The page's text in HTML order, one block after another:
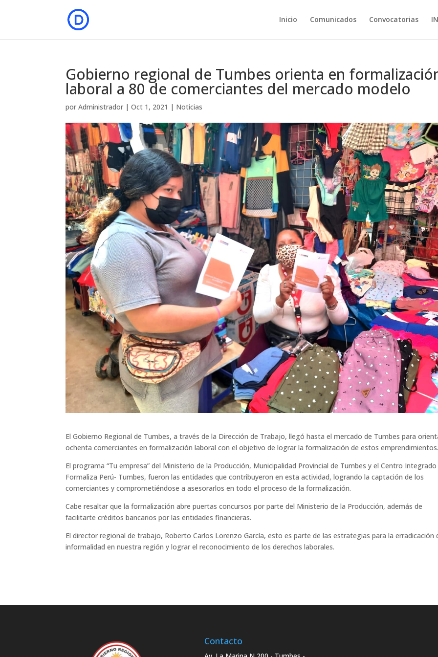
Inicio Comunicados Convocatorias
Gobierno regional de Tumbes orienta en
laboral a 80 de comerciantes del mercado modelo
porAdministrador |Oct 1, 2021 | Noticias
El Gobierno Regional de Tumbes, a través de la Dirección de Trabajo, llegó hasta el mercado de Tumbes para
ochenta comerciantes en formalización laboral con el objetivo de lograr la formalización de estos
El programa “Tu empresa” del Ministerio de la Producción, Municipalidad Provincial de Tumbes y el Centro Integrado
Formaliza Perú- Tumbes, fueron las entidades que contribuyeron en esta actividad, logrando la captación de los
comerciantes y comprometiéndose a asesorarlos en todo el proceso de la formalización.
Cabe resaltar que la formalización abre puertas concursos por parte del Ministerio de la Producción, además de
facilitarte créditos bancarios por las entidades financieras.
El director regional de trabajo, Roberto Carlos Lorenzo García, esto es parte de las estrategias para la erradicación
informalidad en nuestra región y lograr el reconocimiento de los derechos laborales.
Contacto